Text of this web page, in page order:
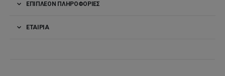
ΕΠΙΠΛΈΟΝ ΠΛΗΡΟΦΟΡΊΕΣ
ΕΤΑΙΡΊΑ